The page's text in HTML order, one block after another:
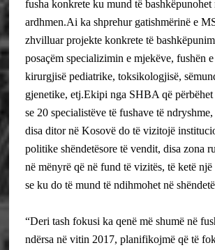
fusha konkrete ku mund të bashkëpunohet
ardhmen.Ai ka shprehur gatishmërinë e
zhvilluar projekte konkrete të
posaçëm specializimin e mjekëve, fushën
kirurgjisë pediatrike, toksikologjisë,
gjenetike, etj.Ekipi nga SHBA që përbëhet
se 20 specialistëve të fushave të
disa ditor në Kosovë do të vizitojë
politike shëndetësore të vendit, disa zona
në mënyrë që në fund të vizitës, të ketë një
se ku do të mund të ndihmohet në
“Deri tash fokusi ka qenë më shumë në
ndërsa në vitin 2017, planifikojmë që të